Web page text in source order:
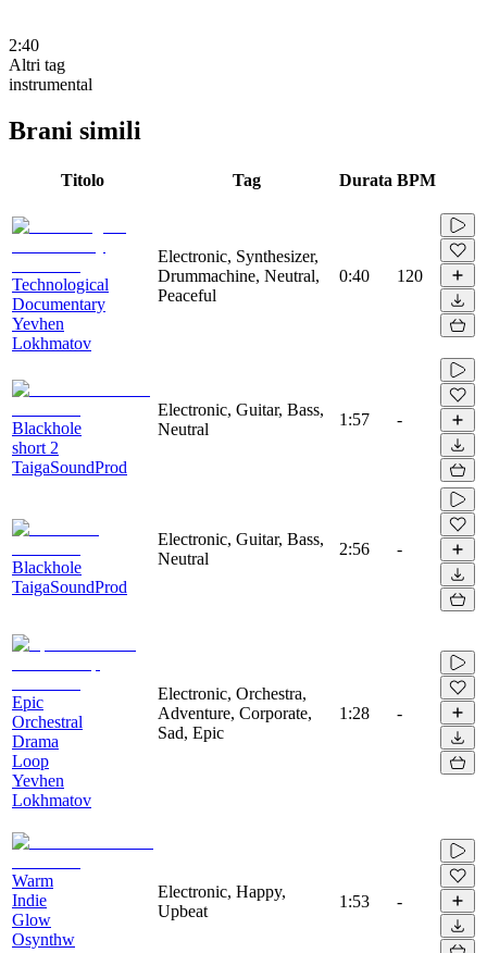
2:40
Altri tag
instrumental
Brani simili
Titolo Tag Durata BPM
Technological
Documentary
Yevhen
Lokhmatov
Electronic, Synthesizer,
Drummachine, Neutral,
Peaceful
0:40 120
Blackhole
short 2
TaigaSoundProd
Electronic, Guitar, Bass,
Neutral
1:57 -
Blackhole
TaigaSoundProd
Electronic, Guitar, Bass,
Neutral
2:56 -
Epic
Orchestral
Drama
Loop
Yevhen
Lokhmatov
Electronic, Orchestra,
Adventure, Corporate,
Sad, Epic
1:28 -
Warm
Indie
Glow
Osynthw
Electronic, Happy,
Upbeat
1:53 -